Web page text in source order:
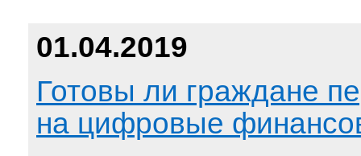
01.04.2019
Готовы ли граждане
на цифровые